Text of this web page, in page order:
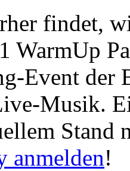
findet,
WarmUp
Event der
Musik.
Stand
anmelden!